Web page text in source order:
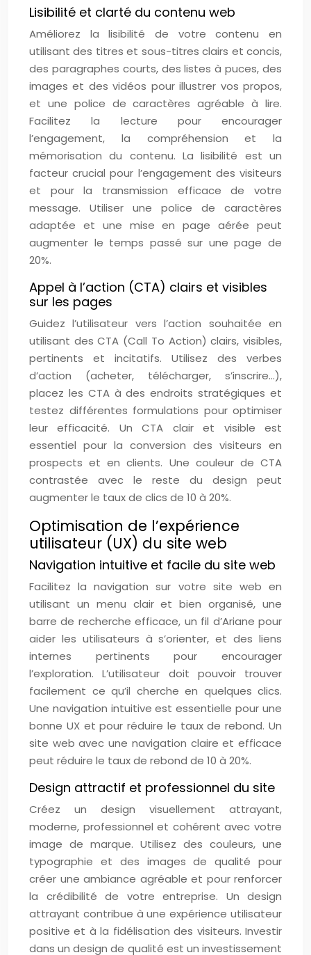
Lisibilité et clarté du contenu web
Améliorez la lisibilité de votre contenu en
utilisant des titres et sous-titres clairs et concis,
des paragraphes courts, des listes à puces, des
images et des vidéos pour illustrer vos propos,
et une police de caractères agréable à lire.
Facilitez la lecture pour encourager
l’engagement, la compréhension et la
mémorisation du contenu. La lisibilité est un
facteur crucial pour l’engagement des visiteurs
et pour la transmission efficace de votre
message. Utiliser une police de caractères
adaptée et une mise en page aérée peut
augmenter le temps passé sur une page de
20%.
Appel à l’action (CTA) clairs et visibles
sur les pages
Guidez l’utilisateur vers l’action souhaitée en
utilisant des CTA (Call To Action) clairs, visibles,
pertinents et incitatifs. Utilisez des verbes
d’action (acheter, télécharger, s’inscrire…),
placez les CTA à des endroits stratégiques et
testez différentes formulations pour optimiser
leur efficacité. Un CTA clair et visible est
essentiel pour la conversion des visiteurs en
prospects et en clients. Une couleur de CTA
contrastée avec le reste du design peut
augmenter le taux de clics de 10 à 20%.
Optimisation de l’expérience
utilisateur (UX) du site web
Navigation intuitive et facile du site web
Facilitez la navigation sur votre site web en
utilisant un menu clair et bien organisé, une
barre de recherche efficace, un fil d’Ariane pour
aider les utilisateurs à s’orienter, et des liens
internes pertinents pour encourager
l’exploration. L’utilisateur doit pouvoir trouver
facilement ce qu’il cherche en quelques clics.
Une navigation intuitive est essentielle pour une
bonne UX et pour réduire le taux de rebond. Un
site web avec une navigation claire et efficace
peut réduire le taux de rebond de 10 à 20%.
Design attractif et professionnel du site
Créez un design visuellement attrayant,
moderne, professionnel et cohérent avec votre
image de marque. Utilisez des couleurs, une
typographie et des images de qualité pour
créer une ambiance agréable et pour renforcer
la crédibilité de votre entreprise. Un design
attrayant contribue à une expérience utilisateur
positive et à la fidélisation des visiteurs. Investir
dans un design de qualité est un investissement